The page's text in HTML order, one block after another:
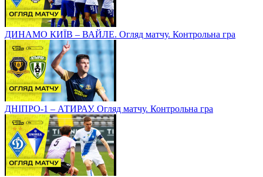
ДИНАМО КИЇВ – ВАЙЛЕ. Огляд матчу. Контрольна гра
ДНІПРО-1 – АТИРАУ. Огляд матчу. Контрольна гра